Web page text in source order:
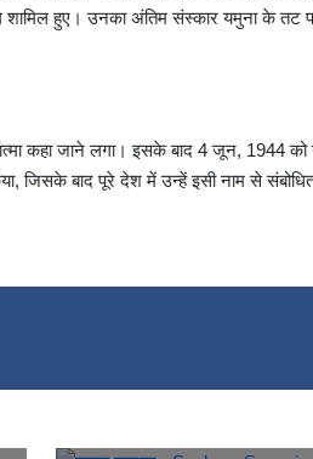
शामिल हुए। उनका अंतिम संस्कार यमुना के तट
कहा जाने लगा। इसके बाद 4 जून, 1944 को
जिसके बाद पूरे देश में उन्हें इसी नाम से